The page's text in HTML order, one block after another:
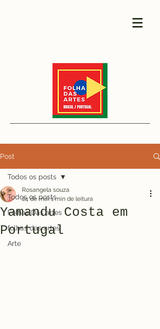
Post
Todos os posts
Folhas Das artes
folhas das artes
Arte
Todos os posts
Yamandu Costa em
Portugal
Rosangela souza
24 de mai.1 min de leitura